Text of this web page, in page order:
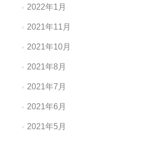
2022年1月
2021年11月
2021年10月
2021年8月
2021年7月
2021年6月
2021年5月